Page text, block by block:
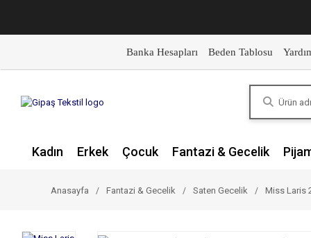
Banka Hesapları Beden Tablosu
Kadın Erkek Çocuk Fantazi & Gecelik
Anasayfa Fantazi & Gecelik Saten Gecelik Miss Laris